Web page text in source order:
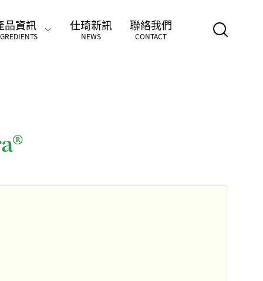
品資訊 仕琦新訊
NEWS
聯絡我們
CONTACT